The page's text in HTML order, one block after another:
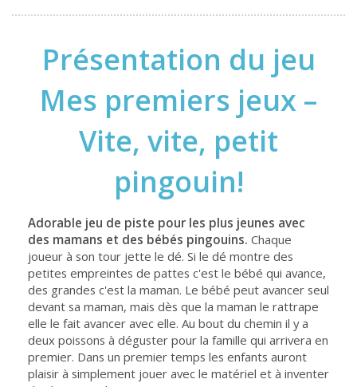
Présentation du jeu
Mes premiers jeux –
Vite, vite, petit
pingouin!
Adorable jeu de piste pour les plus jeunes avec
des mamans et des bébés pingouins. Chaque
joueur à son tour jette le dé. Si le dé montre des
petites empreintes de pattes c'est le bébé qui avance,
des grandes c'est la maman. Le bébé peut avancer seul
devant sa maman, mais dès que la maman le rattrape
elle le fait avancer avec elle. Au bout du chemin il y a
deux poissons à déguster pour la famille qui arrivera en
premier. Dans un premier temps les enfants auront
plaisir à simplement jouer avec le matériel et à inventer